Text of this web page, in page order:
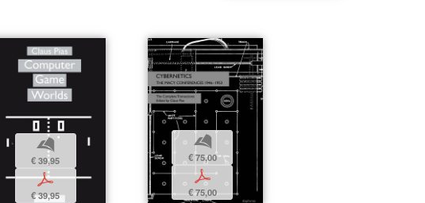
b
€ 39,95
p
€ 39,95
b
€ 75,00
p
€ 75,00